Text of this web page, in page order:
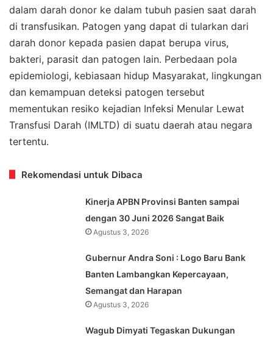
dalam darah donor ke dalam tubuh pasien saat darah
di transfusikan. Patogen yang dapat di tularkan dari
darah donor kepada pasien dapat berupa virus,
bakteri, parasit dan patogen lain. Perbedaan pola
epidemiologi, kebiasaan hidup Masyarakat, lingkungan
dan kemampuan deteksi patogen tersebut
mementukan resiko kejadian Infeksi Menular Lewat
Transfusi Darah (IMLTD) di suatu daerah atau negara
tertentu.
Rekomendasi untuk Dibaca
Kinerja APBN Provinsi Banten sampai
dengan 30 Juni 2026 Sangat Baik
Agustus 3, 2026
Gubernur Andra Soni : Logo Baru Bank
Banten Lambangkan Kepercayaan,
Semangat dan Harapan
Agustus 3, 2026
Wagub Dimyati Tegaskan Dukungan